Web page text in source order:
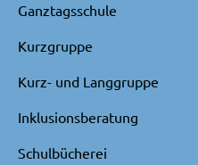
Ganztagsschule
Kurzgruppe
Kurz- und Langgruppe
Inklusionsberatung
Schulbücherei